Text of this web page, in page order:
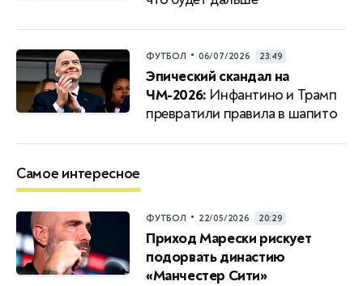
ФУТБОЛ • 06/07/2026 23:49
Эпический скандал на
ЧМ-2026: Инфантино и Трамп
превратили правила в шапито
Самое интересное
ФУТБОЛ • 22/05/2026 20:29
Приход Марески рискует
подорвать династию
«Манчестер Сити»